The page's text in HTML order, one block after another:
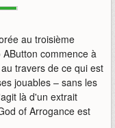
au troisième
commence à
travers de ce qui est
jouables – sans les
là d'un extrait
of Arrogance est